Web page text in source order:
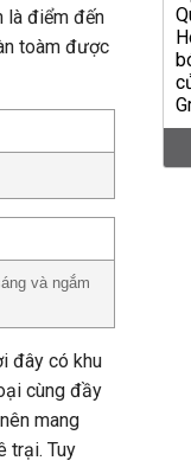
là điểm đến
toàm được
và ngắm
đây có khu
cùng đầy
mang
trại. Tuy